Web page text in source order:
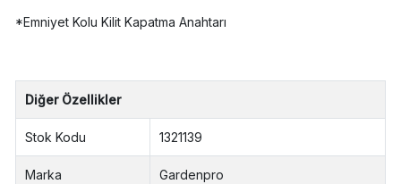
*Emniyet Kolu Kilit Kapatma Anahtarı
Diğer Özellikler
Stok Kodu 1321139
Marka Gardenpro